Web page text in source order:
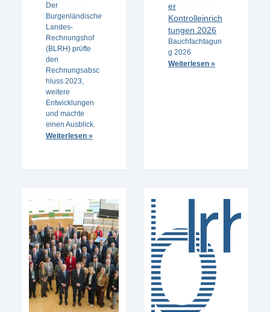
Der
Burgenländische
Landes-
Rechnungshof
(BLRH) prüfte
den
Rechnungsabsc
hluss 2023,
weitere
Entwicklungen
und machte
einen Ausblick.
Weiterlesen »
er
Kontrolleinrich
tungen 2026
Bauchfachtagun
g 2026
Weiterlesen »